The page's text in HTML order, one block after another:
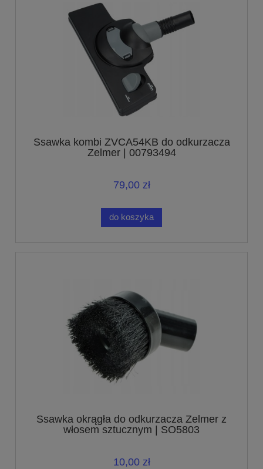
Ssawka kombi ZVCA54KB do odkurzacza
Zelmer | 00793494
79,00 zł
do koszyka
Ssawka okrągła do odkurzacza Zelmer z
włosem sztucznym | SO5803
10,00 zł